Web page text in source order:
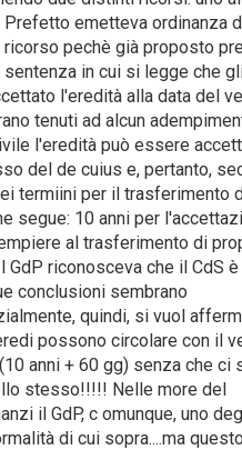
emetteva ordinanza
pechè già proposto
in cui si legge che
l'eredità alla data del
tenuti ad alcun
l'eredità può essere
del de cuius e, pertanto,
termiini per il trasferimento
segue: 10 anni per
al trasferimento di
riconosceva che il CdS
conclusioni sembrano
quindi, si vuol
possono circolare con il
anni + 60 gg) senza che ci
stesso!!!!! Nelle more del
il GdP, c omunque, uno
di cui sopra....ma